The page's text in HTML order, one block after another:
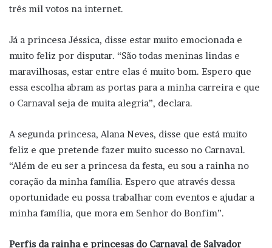
três mil votos na internet.
Já a princesa Jéssica, disse estar muito emocionada e
muito feliz por disputar. “São todas meninas lindas e
maravilhosas, estar entre elas é muito bom. Espero que
essa escolha abram as portas para a minha carreira e que
o Carnaval seja de muita alegria”, declara.
A segunda princesa, Alana Neves, disse que está muito
feliz e que pretende fazer muito sucesso no Carnaval.
“Além de eu ser a princesa da festa, eu sou a rainha no
coração da minha família. Espero que através dessa
oportunidade eu possa trabalhar com eventos e ajudar a
minha família, que mora em Senhor do Bonfim”.
Perfis da rainha e princesas do Carnaval de Salvador